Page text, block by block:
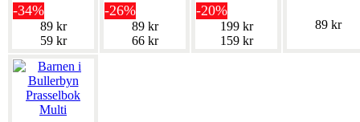
-34%
89 kr
59 kr
-26%
89 kr
66 kr
-20%
199 kr
159 kr
89 kr